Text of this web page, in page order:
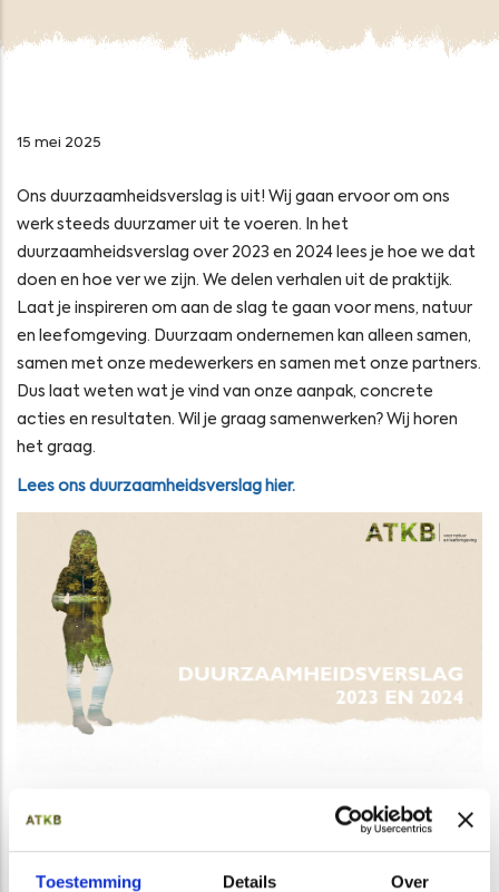
Toestemming Details Over
15 mei 2025
Ons duurzaamheidsverslag is uit! Wij gaan ervoor om ons
werk steeds duurzamer uit te voeren. In het
duurzaamheidsverslag over 2023 en 2024 lees je hoe we dat
doen en hoe ver we zijn. We delen verhalen uit de praktijk.
Laat je inspireren om aan de slag te gaan voor mens, natuur
en leefomgeving. Duurzaam ondernemen kan alleen samen,
samen met onze medewerkers en samen met onze partners.
Dus laat weten wat je vind van onze aanpak, concrete
acties en resultaten. Wil je graag samenwerken? Wij horen
het graag.
Lees ons duurzaamheidsverslag hier.
Opens in a new window
Opens in a new window
Opens in a new window
Opens in a new window